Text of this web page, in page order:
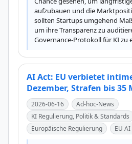
aufzubauen und die
sollten Startups umgehend
um ihre Transparenz zu
Governance-Protokoll für KI zu
AI Act: EU verbietet
Dezember, Strafen bis 35
2026-06-16
Ad-hoc-News
KI Regulierung, Politik & Standards
Europäische Regulierung
EU